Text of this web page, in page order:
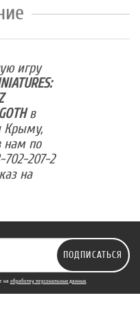
игру
в
Крыму,
нам по
702-207-2
на
ПОДПИСАТЬСЯ
на обработку персональных данных.